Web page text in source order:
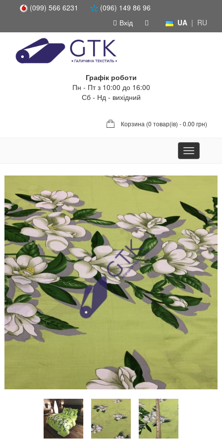
(099) 566 6231
(096) 149 86 96
UA | RU
Вхід
Графік роботи
Пн - Пт з 10:00 до 16:00
Сб - Нд - вихідний
Корзина (0 товар(ів) - 0.00 грн)
Toggle
navigation